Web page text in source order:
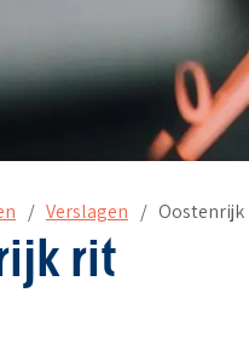
Verslagen
rit